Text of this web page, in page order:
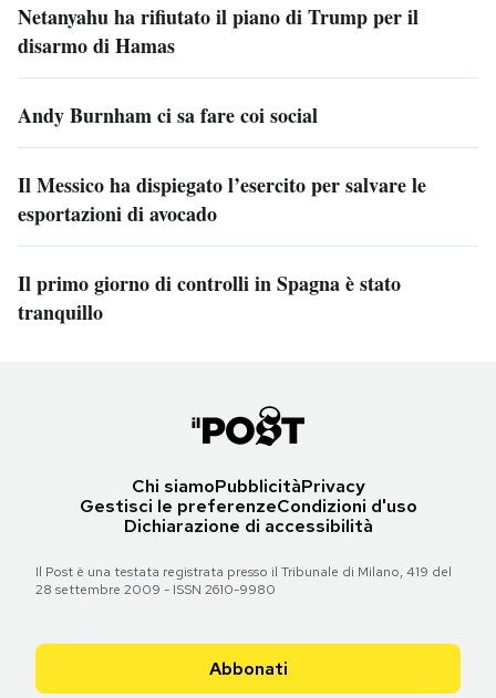
Netanyahu ha rifiutato il piano di Trump per il
disarmo di Hamas
Andy Burnham ci sa fare coi social
Il Messico ha dispiegato l’esercito per salvare le
esportazioni di avocado
Il primo giorno di controlli in Spagna è stato
tranquillo
Chi siamoPubblicitàPrivacy
Gestisci le preferenzeCondizioni d'uso
Dichiarazione di accessibilità
Il Post è una testata registrata presso il Tribunale di Milano, 419 del
28 settembre 2009 - ISSN 2610-9980
Abbonati